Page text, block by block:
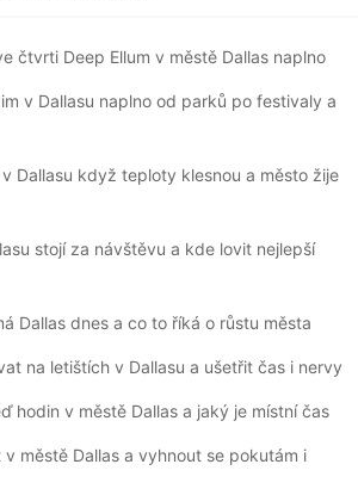
čtvrti Deep Ellum v městě Dallas naplno
v Dallasu naplno od parků po festivaly a
Dallasu když teploty klesnou a město žije
stojí za návštěvu a kde lovit nejlepší
Dallas dnes a co to říká o růstu města
na letištích v Dallasu a ušetřit čas i nervy
hodin v městě Dallas a jaký je místní čas
městě Dallas a vyhnout se pokutám i